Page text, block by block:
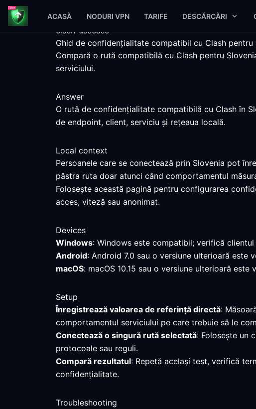
ACASĂ NODURI VPN TARIFE DESCĂRCĂRI
clash-usecase
Ghid de confidențialitate compatibil cu Clash pentru
Compară o rută compatibilă cu Clash pentru
serviciului.
Answer
O rută de confidențialitate compatibilă cu Clash în
de endpoint, client, serviciu și rețeaua locală.
Local context
Persoanele care se conectează prin Slovenia pot
păstra ruta doar atunci când comportamentul
Folosește această pagină pentru configurarea
acces, viteză sau anonimat.
Devices
Windows: Windows este compatibil; verifică
Android: Android 7.0 sau o versiune ulterioară este
macOS: macOS 10.15 sau o versiune ulterioară
Setup
Înregistrează valoarea de referință directă:
comportamentul serviciului pe care trebuie să le
Conectează o singură rută selectată: Folosește un
protocoale sau reguli.
Compară rezultatul: Repetă același test, verifică
confidențialitate.
Troubleshooting